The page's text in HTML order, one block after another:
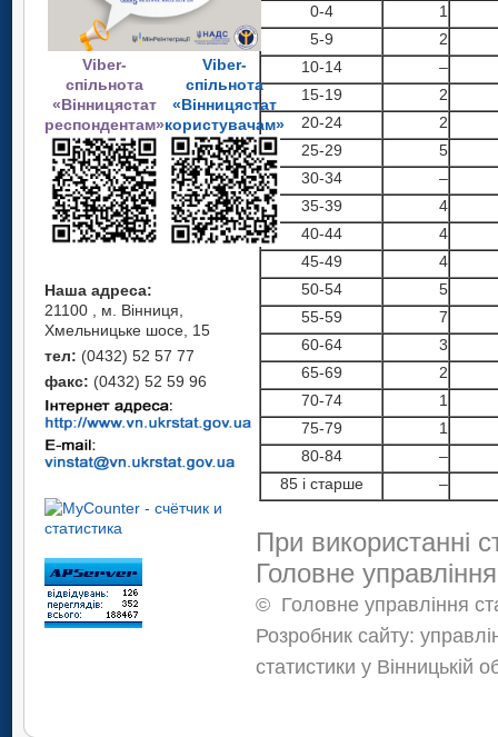
Viber-
спільнота
«Вінницястат
респондентам»
Viber-
спільнота
«Вінницястат
користувачам»
Наша адреса:
21100 , м. Вінниця,
Хмельницьке шосе, 15
тел: (0432) 52 57 77
факс: (0432) 52 59 96
0-4
1
5-9
2
10-14
–
15-19
2
20-24
2
25-29
5
30-34
–
35-39
4
40-44
4
45-49
4
50-54
5
55-59
7
60-64
3
65-69
2
70-74
1
75-79
1
80-84
–
85 і старше
–
При використанні
Головне
© Головне управління
Розробник сайту:
статистики у Вінницькій